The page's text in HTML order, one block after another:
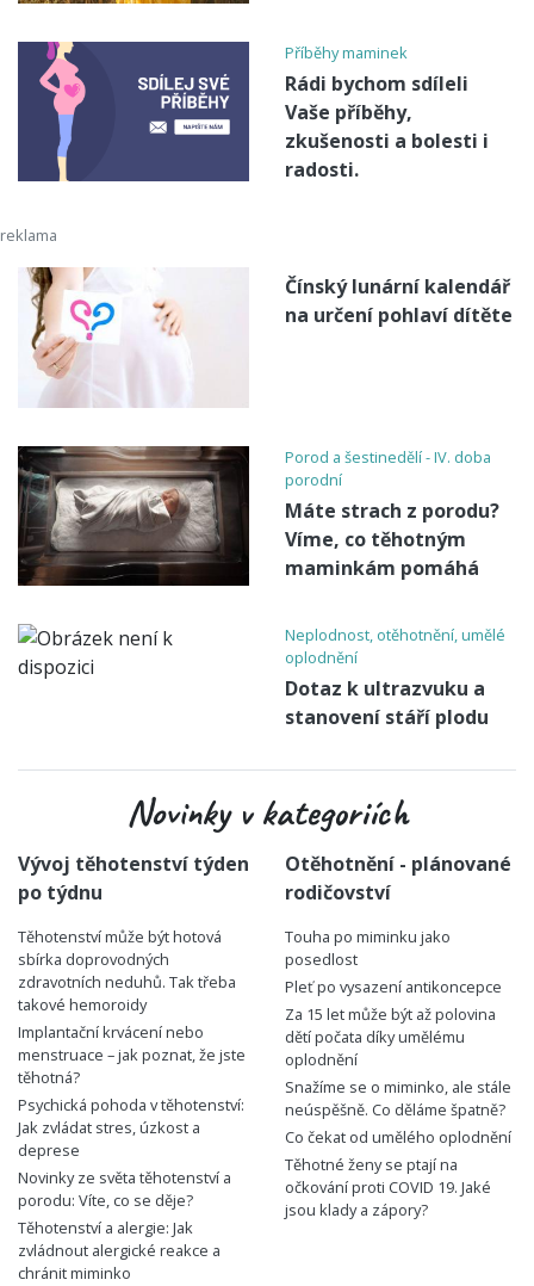
Příběhy maminek
Rádi bychom sdíleli
Vaše příběhy,
zkušenosti a bolesti i
radosti.
Čínský lunární kalendář
na určení pohlaví dítěte
Porod a šestinedělí - IV. doba
porodní
Máte strach z porodu?
Víme, co těhotným
maminkám pomáhá
Neplodnost, otěhotnění, umělé
oplodnění
Dotaz k ultrazvuku a
stanovení stáří plodu
Novinky v kategoriích
Vývoj těhotenství týden
po týdnu
Těhotenství může být hotová
sbírka doprovodných
zdravotních neduhů. Tak třeba
takové hemoroidy
Implantační krvácení nebo
menstruace – jak poznat, že jste
těhotná?
Psychická pohoda v těhotenství:
Jak zvládat stres, úzkost a
deprese
Novinky ze světa těhotenství a
porodu: Víte, co se děje?
Těhotenství a alergie: Jak
zvládnout alergické reakce a
chránit miminko
Otěhotnění - plánované
rodičovství
Touha po miminku jako
posedlost
Pleť po vysazení antikoncepce
Za 15 let může být až polovina
dětí počata díky umělému
oplodnění
Snažíme se o miminko, ale stále
neúspěšně. Co děláme špatně?
Co čekat od umělého oplodnění
Těhotné ženy se ptají na
očkování proti COVID 19. Jaké
jsou klady a zápory?